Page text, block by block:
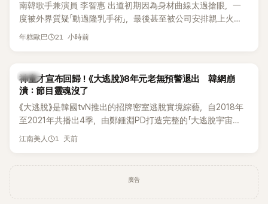
南韓歌手兼演員 李智惠 出道初期因為身材曲線太過搶眼，一
度被外界質疑「動過隆乳手術」，最後甚至被公司安排親上火
線，召開前所未見的「泳裝記者會」澄清。這場記者會後來還被
熱議。 2日播出的 SBS 綜藝節目《我的經紀人太難搞－秘書
鎮》，邀請同時兼顧工作與育兒的演藝圈代表「媽媽群」——李智
惠、李賢怡、李恩亨，以第13位「My Star」身分登場，分享最真
實的生活日常。 節目一開始，李瑞鎮 率先與李智惠會合，兩人
邊搭車邊聊天，氣氛輕鬆。聊到最近的新聞，李瑞鎮突然直球
發問：「妳不是上新聞了？說妳去做整形？是人中縮短手術嗎？」
惠也毫不閃躲，淡定接招，兩人鬥嘴默契十足。 話題接著一路
延燒到過去的爭議。李瑞鎮脫口補刀：「妳以前不是還在游泳池
年糕歐巴 21 小時前
韓星
神童才宣布回歸！《大逃脫》8年元老無預警退出 韓網崩
潰：節目靈魂沒了
《大逃脫》是韓國tvN推出的招牌密室逃脫實境綜藝，自2018年
至2021年共播出4季，由鄭鍾淵PD打造完整的「大逃脫宇宙
（DTCU）」，憑藉燒腦劇情、電影級場景與龐大世界觀，累積
江南美人 1 天前
廣告